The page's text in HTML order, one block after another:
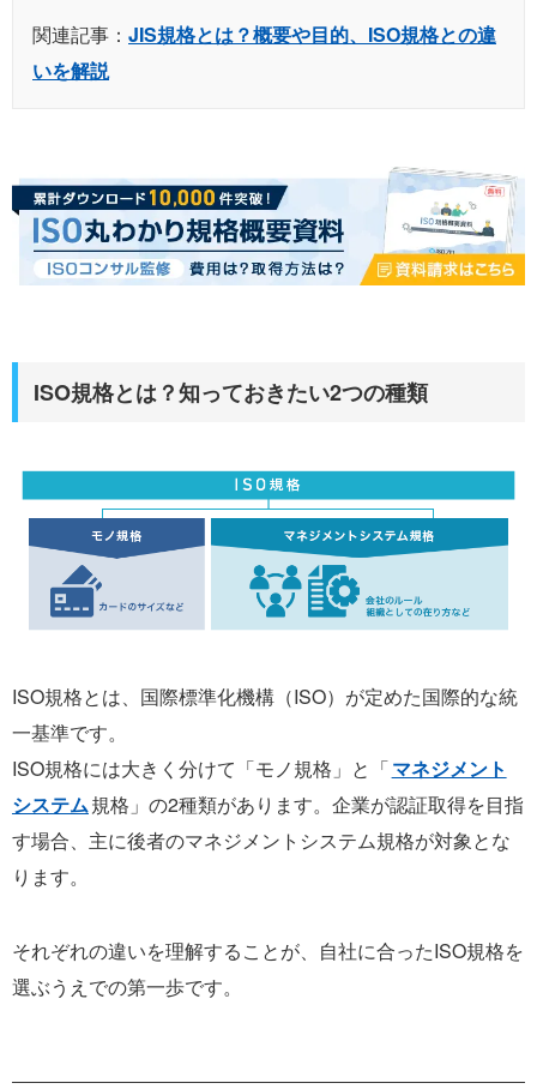
関連記事： JIS規格とは？概要や目的、ISO規格との違
いを解説
ISO規格とは？知っておきたい2つの種類
ISO規格とは、国際標準化機構（ISO）が定めた国際的な統
一基準です。
ISO規格には大きく分けて「モノ規格」と「マネジメント
システム規格」の2種類があります。企業が認証取得を目指
す場合、主に後者のマネジメントシステム規格が対象とな
ります。
それぞれの違いを理解することが、自社に合ったISO規格を
選ぶうえでの第一歩です。